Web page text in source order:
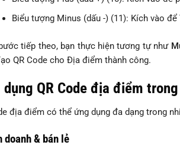
Biểu tượng Minus (dấu -) (11): Kích vào để
tiếp theo, bạn thực hiện tương tự như
QR Code cho Địa điểm thành công.
QR Code địa điểm
địa điểm có thể ứng dụng đa dạng trong
& bán lẻ